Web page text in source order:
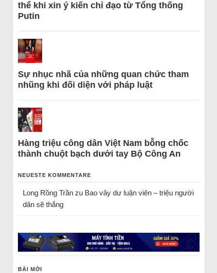
thể khi xin ý kiến chỉ đạo từ Tổng thống
Putin
Sự nhục nhã của những quan chức tham
nhũng khi đối diện với pháp luật
Hàng triệu công dân Việt Nam bỗng chốc
thành chuột bạch dưới tay Bộ Công An
NEUESTE KOMMENTARE
Long Rồng Trầnzu Bao vây dư luận viên – triệu người
dân sẽ thắng
BÀI MỚI